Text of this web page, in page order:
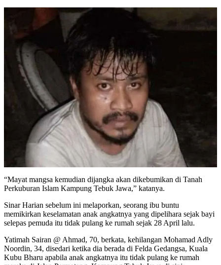
“Mayat mangsa kemudian dijangka akan dikebumikan di Tanah
Perkuburan Islam Kampung Tebuk Jawa,” katanya.
Sinar Harian sebelum ini melaporkan, seorang ibu buntu
memikirkan keselamatan anak angkatnya yang dipelihara sejak bayi
selepas pemuda itu tidak pulang ke rumah sejak 28 April lalu.
Yatimah Sairan @ Ahmad, 70, berkata, kehilangan Mohamad Adly
Noordin, 34, disedari ketika dia berada di Felda Gedangsa, Kuala
Kubu Bharu apabila anak angkatnya itu tidak pulang ke rumah